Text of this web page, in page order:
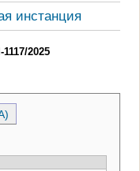
инстанция
2025